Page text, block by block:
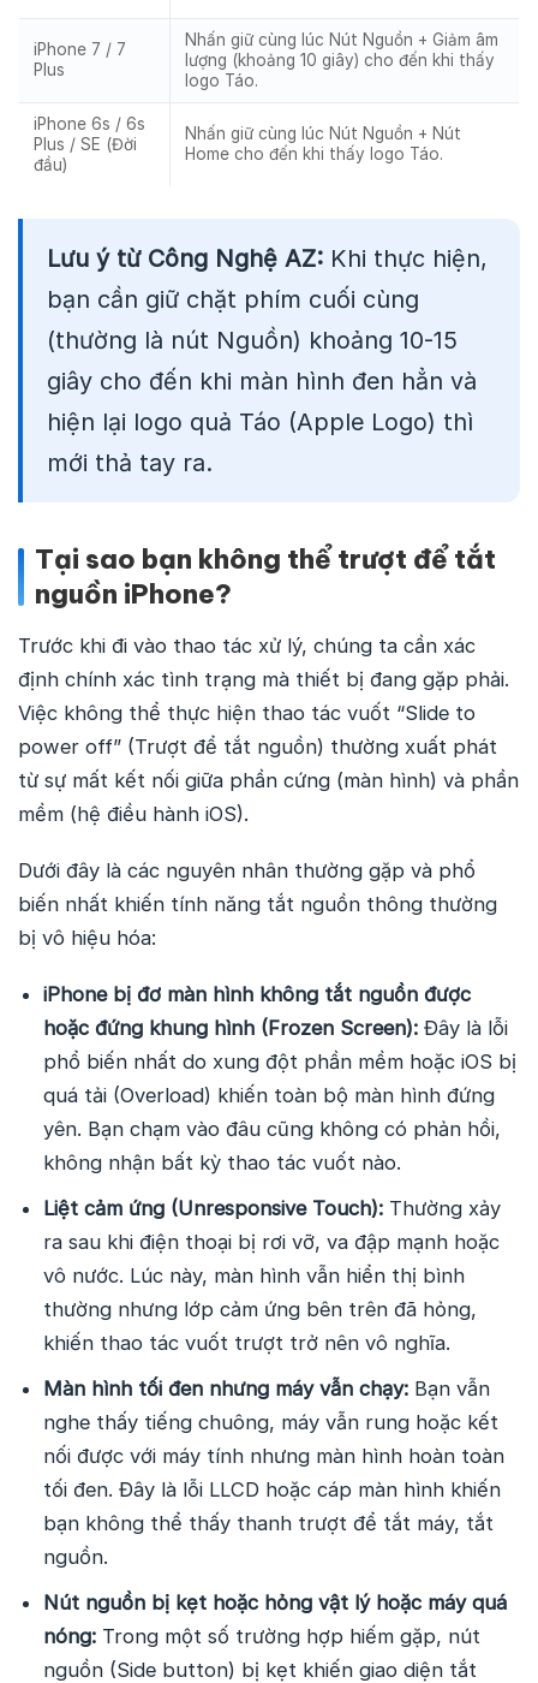
iPhone 7 / 7
Plus
Nhấn giữ cùng lúc Nút Nguồn + Giảm âm
lượng (khoảng 10 giây) cho đến khi thấy
logo Táo.
iPhone 6s / 6s
Plus / SE (Đời
đầu)
Nhấn giữ cùng lúc Nút Nguồn + Nút
Home cho đến khi thấy logo Táo.
Lưu ý từ Công Nghệ AZ: Khi thực hiện,
bạn cần giữ chặt phím cuối cùng
(thường là nút Nguồn) khoảng 10-15
giây cho đến khi màn hình đen hẳn và
hiện lại logo quả Táo (Apple Logo) thì
mới thả tay ra.
Tại sao bạn không thể trượt để tắt
nguồn iPhone?
Trước khi đi vào thao tác xử lý, chúng ta cần xác
định chính xác tình trạng mà thiết bị đang gặp phải.
Việc không thể thực hiện thao tác vuốt “Slide to
power off” (Trượt để tắt nguồn) thường xuất phát
từ sự mất kết nối giữa phần cứng (màn hình) và phần
mềm (hệ điều hành iOS).
Dưới đây là các nguyên nhân thường gặp và phổ
biến nhất khiến tính năng tắt nguồn thông thường
bị vô hiệu hóa:
iPhone bị đơ màn hình không tắt nguồn được
hoặc đứng khung hình (Frozen Screen): Đây là lỗi
phổ biến nhất do xung đột phần mềm hoặc iOS bị
quá tải (Overload) khiến toàn bộ màn hình đứng
yên. Bạn chạm vào đâu cũng không có phản hồi,
không nhận bất kỳ thao tác vuốt nào.
Liệt cảm ứng (Unresponsive Touch): Thường xảy
ra sau khi điện thoại bị rơi vỡ, va đập mạnh hoặc
vô nước. Lúc này, màn hình vẫn hiển thị bình
thường nhưng lớp cảm ứng bên trên đã hỏng,
khiến thao tác vuốt trượt trở nên vô nghĩa.
Màn hình tối đen nhưng máy vẫn chạy: Bạn vẫn
nghe thấy tiếng chuông, máy vẫn rung hoặc kết
nối được với máy tính nhưng màn hình hoàn toàn
tối đen. Đây là lỗi LLCD hoặc cáp màn hình khiến
bạn không thể thấy thanh trượt để tắt máy, tắt
nguồn.
Nút nguồn bị kẹt hoặc hỏng vật lýhoặc máy quá
nóng: Trong một số trường hợp hiếm gặp, nút
nguồn (Side button) bị kẹt khiến giao diện tắt